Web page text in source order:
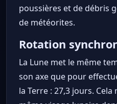
poussières et de débris
de météorites.
Rotation
La Lune met le même
son axe que pour
la Terre : 27,3 jours.